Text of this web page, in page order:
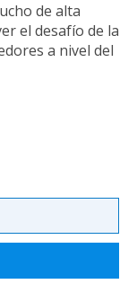
de alta
el desafío de la
a nivel del